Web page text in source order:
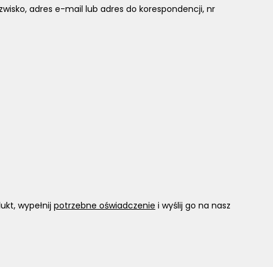
adres e-mail lub adres do korespondencji, nr
wypełnij potrzebne oświadczenie i wyślij go na nasz